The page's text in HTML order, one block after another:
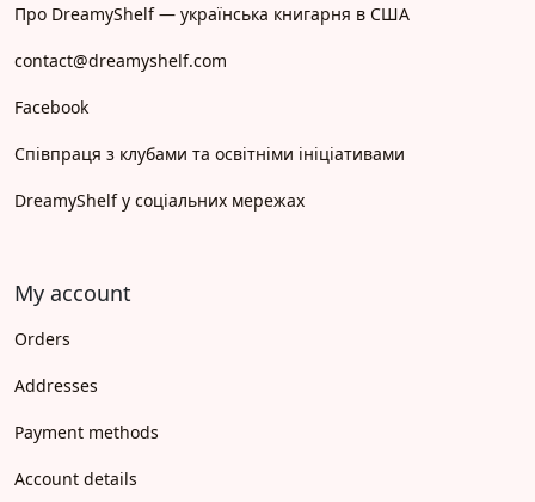
Про DreamyShelf — українська книгарня в США
contact@dreamyshelf.com
Facebook
Співпраця з клубами та освітніми ініціативами
DreamyShelf у соціальних мережах
My account
Orders
Addresses
Payment methods
Account details